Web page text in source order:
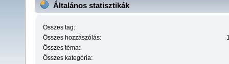
Általános statisztikák
Összes tag:
Összes hozzászólás:
Összes téma:
Összes kategória: